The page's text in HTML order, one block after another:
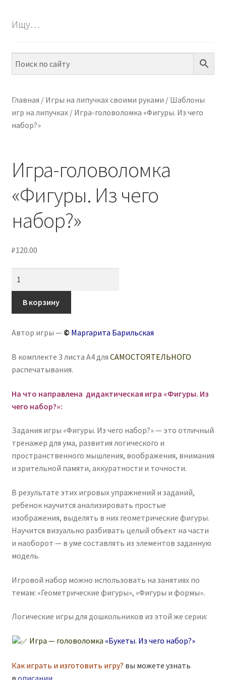
ПО НАВЫКАМ
МЕТОДИКИ
ИГРЫ НА ЛИПУЧКАХ
КОНТАКТЫ
Ищу…
Главная / Игры на липучках своими руками / Шаблоны
игр на липучках/ Игра-головоломка «Фигуры. Из чего
набор?»
Игра-головоломка
«Фигуры. Из чего
набор?»
₽120.00
Игра-
головоломка
Из
набор?»
В корзину
Автор игры — © Маргарита Барильская
В комплекте 3 листа А4 для САМОСТОЯТЕЛЬНОГО
распечатывания.
На что направлена дидактическая игра «Фигуры. Из
чего набор?»:
Задания игры «Фигуры. Из чего набор?» — это отличный
тренажер для ума, развития логического и
пространственного мышления, воображения, внимания
и зрительной памяти, аккуратности и точности.
В результате этих игровых упражнений и заданий,
ребенок научится анализировать простые
изображения, выделять в них геометрические фигуры.
Научится визуально разбивать целый объект на части
и наоборот — в уме составлять из элементов заданную
модель.
Игровой набор можно использовать на занятиях по
темам: «Геометрические фигуры», «Фигуры и формы».
Логические игры для дошкольников из этой же серии:
Игра — головоломка «Букеты. Из чего набор?»
Как играть и изготовить игру? вы можете узнать